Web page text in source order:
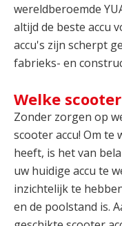
wereldberoemde
altijd de beste accu
accu's zijn scherpt
fabrieks- en
Welke
Zonder zorgen op
scooter accu! Om te
heeft, is het van
uw huidige accu te
inzichtelijk te
en de poolstand is.